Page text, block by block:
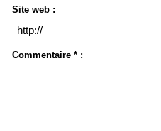
Site web :
Commentaire * :